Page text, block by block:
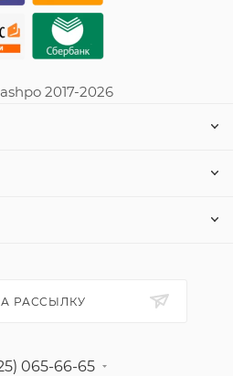
2017-2026
РАССЫЛКУ
065-66-65